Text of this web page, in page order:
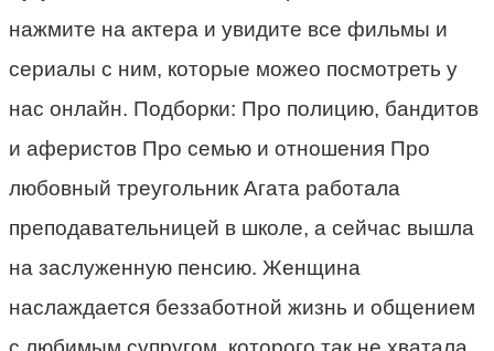
нажмите на актера и увидите все фильмы и
сериалы с ним, которые можео посмотреть у
нас онлайн. Подборки: Про полицию, бандитов
и аферистов Про семью и отношения Про
любовный треугольник Агата работала
преподавательницей в школе, а сейчас вышла
на заслуженную пенсию. Женщина
наслаждается беззаботной жизнь и общением